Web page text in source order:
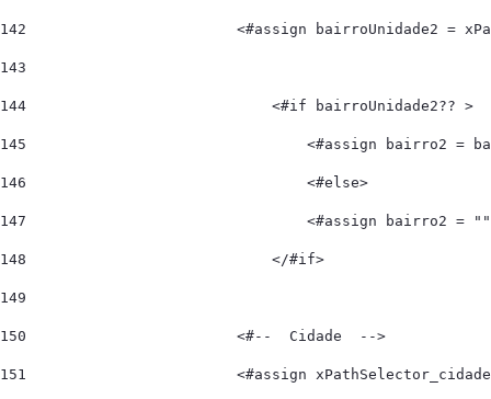
142
<#assign bairroUnidade2 =
143
144
                            <#if bairroUnidade2?? >
145
<#assign bairro2 =
146
                                <#else>
147
<#assign bairro2 =
148
                            </#if>
149
150
                        <#--  Cidade  -->
151
<#assign